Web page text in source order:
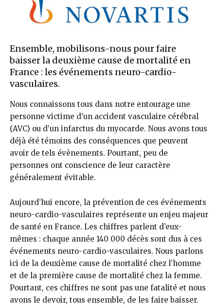
Ensemble, mobilisons-nous pour faire
baisser la deuxième cause de mortalité en
France : les événements neuro-cardio-
vasculaires.
Nous connaissons tous dans notre entourage une
personne victime d’un accident vasculaire cérébral
(AVC) ou d’un infarctus du myocarde. Nous avons tous
déjà été témoins des conséquences que peuvent
avoir de tels évènements. Pourtant, peu de
personnes ont conscience de leur caractère
généralement évitable.
Aujourd’hui encore, la prévention de ces événements
neuro-cardio-vasculaires représente un enjeu majeur
de santé en France. Les chiffres parlent d’eux-
mêmes : chaque année 140 000 décès sont dus à ces
événements neuro-cardio-vasculaires. Nous parlons
ici de la deuxième cause de mortalité chez l’homme
et de la première cause de mortalité chez la femme.
Pourtant, ces chiffres ne sont pas une fatalité et nous
avons le devoir, tous ensemble, de les faire baisser.